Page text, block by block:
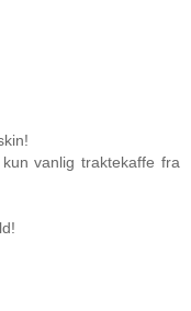
vanlig traktekaffe fra